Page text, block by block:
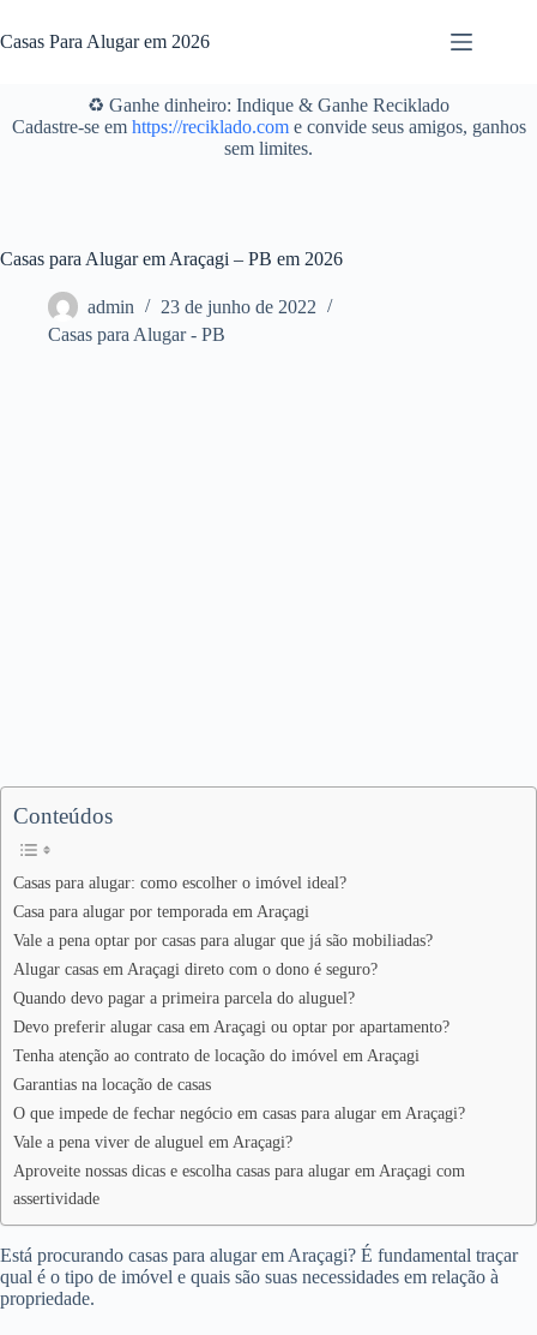
para
o
Casas Para Alugar em 2026
♻️ Ganhe dinheiro: Indique & Ganhe Reciklado
Cadastre-se em https://reciklado.come convide seus amigos, ganhos
sem limites.
Casas para Alugar em Araçagi – PB em 2026
admin
23 de junho de 2022
Casas para Alugar - PB
Conteúdos
Casas para alugar: como escolher o imóvel ideal?
Casa para alugar por temporada em Araçagi
Vale a pena optar por casas para alugar que já são mobiliadas?
Alugar casas em Araçagi direto com o dono é seguro?
Quando devo pagar a primeira parcela do aluguel?
Devo preferir alugar casa em Araçagi ou optar por apartamento?
Tenha atenção ao contrato de locação do imóvel em Araçagi
Garantias na locação de casas
O que impede de fechar negócio em casas para alugar em Araçagi?
Vale a pena viver de aluguel em Araçagi?
Aproveite nossas dicas e escolha casas para alugar em Araçagi com
assertividade
Está procurando casas para alugar em Araçagi? É fundamental traçar
qual é o tipo de imóvel e quais são suas necessidades em relação à
propriedade.